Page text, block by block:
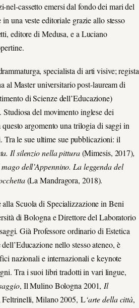
nel-cassetto emersi dal fondo dei mari del
una veste editoriale grazie allo stesso
editore di Medusa, e a Luciano
specialista di arti visive; regista
al Master universitario post-lauream di
di Scienze dell’Educazione)
del movimento inglese dei
argomento una trilogia di saggi in
Tra le sue ultime sue pubblicazioni: il
Il silenzio nella pittura(Mimesis, 2017),
dell’Appennino. La leggenda del
(La Mandragora, 2018).
alla Scuola di Specializzazione in Beni
di Bologna e Direttore del Laboratorio
Già Professore ordinario di Estetica
nello stesso ateneo, è
nazionali e internazionali e keynote
Tra i suoi libri tradotti in vari lingue,
, Il Mulino Bologna 2001, Il
Feltrinelli, Milano 2005, L‘arte della città,